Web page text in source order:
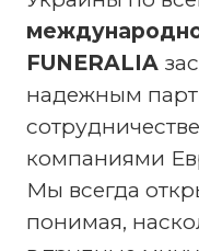
FUNERALIA
надежным
компаниями
Мы всегда
понимая,